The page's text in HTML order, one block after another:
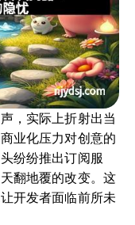
，实际上折射出当
业化压力对创意的
纷纷推出订阅服
翻地覆的改变。这
开发者面临前所未